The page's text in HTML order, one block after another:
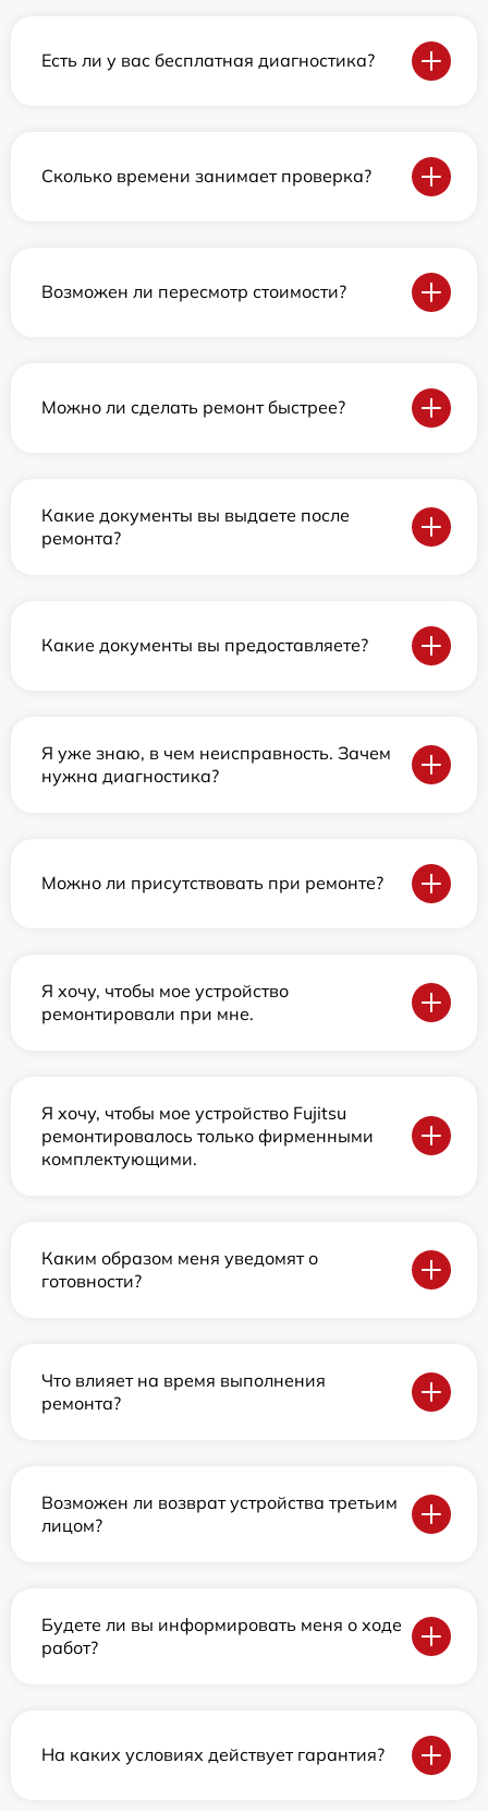
Есть ли у вас бесплатная диагностика?
Сколько времени занимает проверка?
Возможен ли пересмотр стоимости?
Можно ли сделать ремонт быстрее?
Какие документы вы выдаете после
ремонта?
Какие документы вы предоставляете?
Я уже знаю, в чем неисправность. Зачем
нужна диагностика?
Можно ли присутствовать при ремонте?
Я хочу, чтобы мое устройство
ремонтировали при мне.
Я хочу, чтобы мое устройство Fujitsu
ремонтировалось только фирменными
комплектующими.
Каким образом меня уведомят о
готовности?
Что влияет на время выполнения
ремонта?
Возможен ли возврат устройства третьим
лицом?
Будете ли вы информировать меня о ходе
работ?
На каких условиях действует гарантия?